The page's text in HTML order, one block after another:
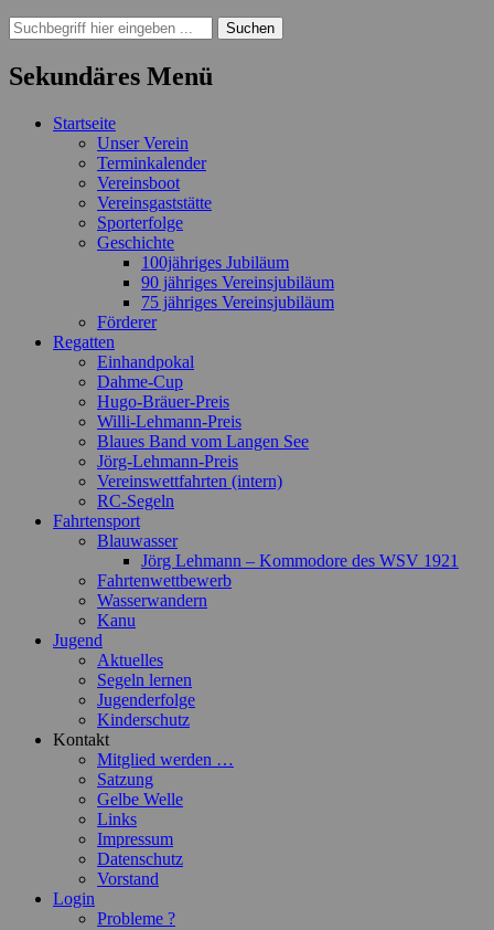
Suchen
Suchen
nach:
Sekundäres Menü
Zum
Startseite
Unser Verein
Terminkalender
Vereinsboot
Vereinsgaststätte
Sporterfolge
Geschichte
100jähriges Jubiläum
90 jähriges Vereinsjubiläum
75 jähriges Vereinsjubiläum
Förderer
Regatten
Einhandpokal
Dahme-Cup
Hugo-Bräuer-Preis
Willi-Lehmann-Preis
Blaues Band vom Langen See
Jörg-Lehmann-Preis
Vereinswettfahrten (intern)
RC-Segeln
Fahrtensport
Blauwasser
Jörg Lehmann – Kommodore des WSV 1921
Fahrtenwettbewerb
Wasserwandern
Kanu
Jugend
Aktuelles
Segeln lernen
Jugenderfolge
Kinderschutz
Kontakt
Mitglied werden …
Satzung
Gelbe Welle
Links
Impressum
Datenschutz
Vorstand
Login
Probleme ?